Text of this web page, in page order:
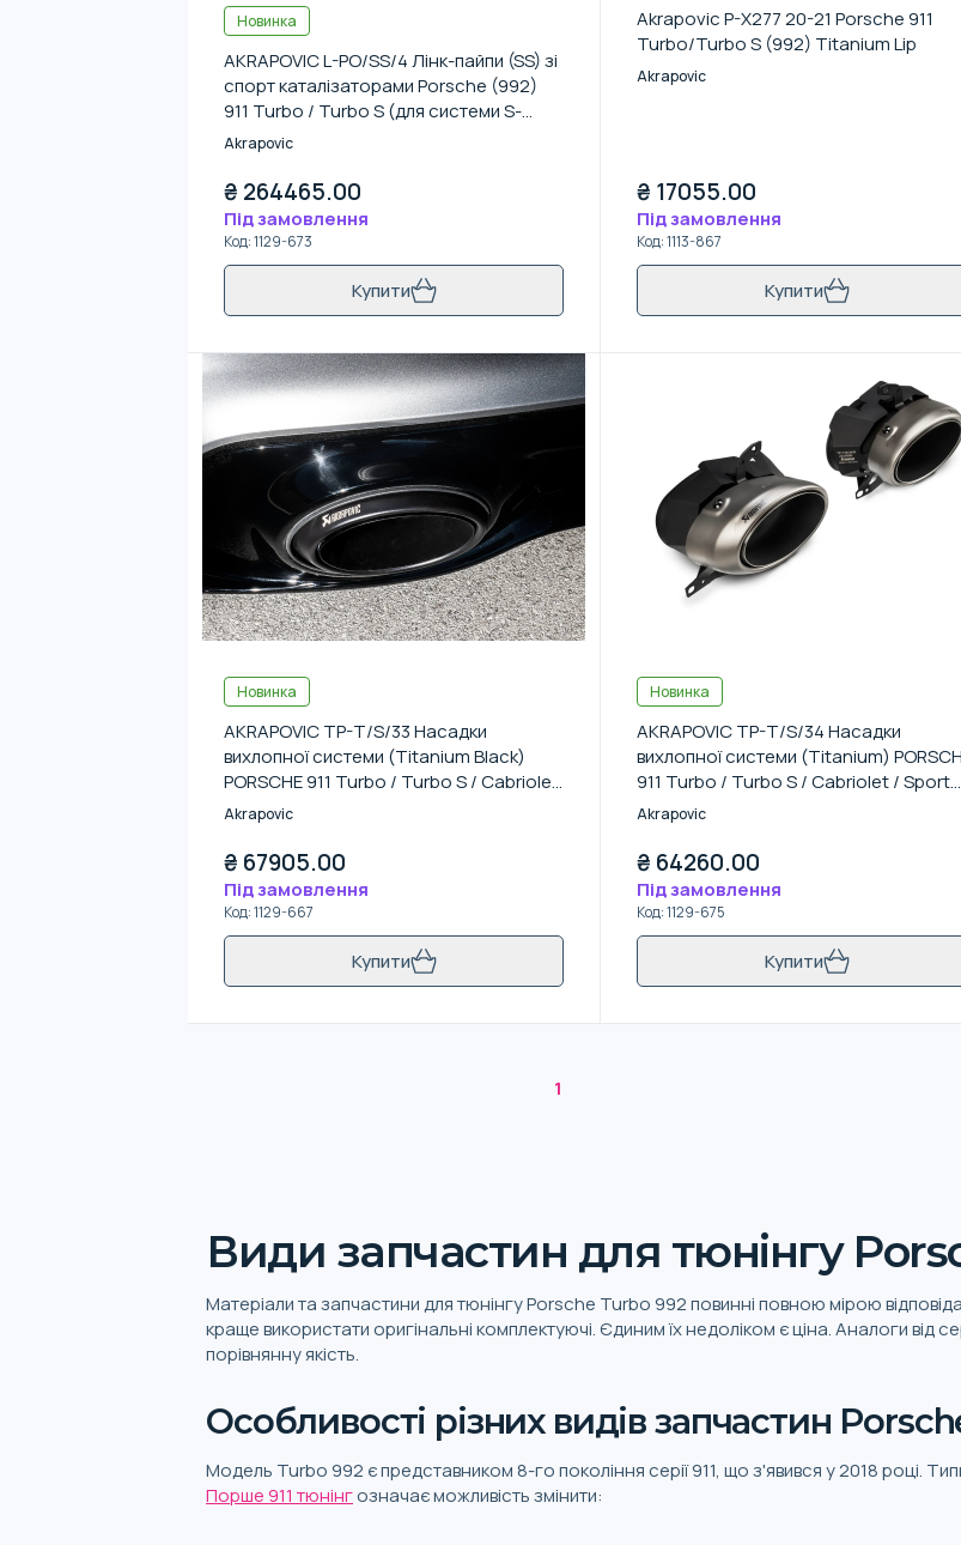
Новинка
AKRAPOVIC L-PO/SS/4 Лінк-пайпи (SS) зі
спорт каталізаторами Porsche (992)
911 Turbo / Turbo S (для системи S-
PO/TI/19)
Akrapovic
₴ 264465.00
Під замовлення
Код:1129-673
Купити
Akrapovic P-X277 20-21 Porsche 911
Turbo/Turbo S (992) Titanium Lip
Akrapovic
₴ 17055.00
Під замовлення
Код:1113-867
Купити
Новинка
AKRAPOVIC TP-T/S/33 Насадки
вихлопної системи (Titanium Black)
PORSCHE 911 Turbo / Turbo S / Cabriolet
/ Sport Classic (992) 2020-
Akrapovic
₴ 67905.00
Під замовлення
Код:1129-667
Купити
Новинка
AKRAPOVIC TP-T/S/34 Насадки
вихлопної системи (Titanium)
911 Turbo / Turbo S / Cabriolet / Sport
Classic (992) 2020-
Akrapovic
₴ 64260.00
Під замовлення
Код:1129-675
Купити
1
Види запчастин для тюнінгу
Матеріали та запчастини для тюнінгу Porsche Turbo 992 повинні повною мірою
краще використати оригінальні комплектуючі. Єдиним їх недоліком є ціна. Аналоги від
порівнянну якість.
Особливості різних видів запчастин
Модель Turbo 992 є представником 8-го покоління серії 911, що з'явився у 2018 році.
Порше 911 тюнінгозначає можливість змінити: